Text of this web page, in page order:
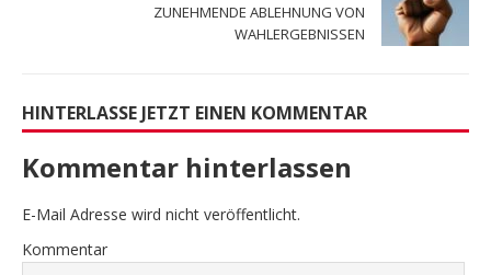
ZUNEHMENDE ABLEHNUNG VON
WAHLERGEBNISSEN
HINTERLASSE JETZT EINEN KOMMENTAR
Kommentar hinterlassen
E-Mail Adresse wird nicht veröffentlicht.
Kommentar